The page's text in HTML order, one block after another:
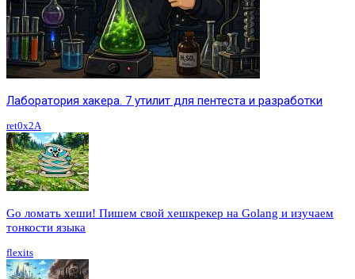
Лаборатория хакера. 7 утилит для пентеста и разработки
ret0x2A
Go ломать хеши! Пишем свой хешкрекер на Golang и изучаем
тонкости языка
flexits